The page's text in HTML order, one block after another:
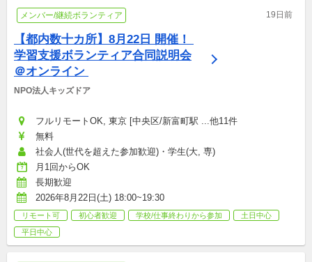
メンバー/継続ボランティア 19日前
【都内数十カ所】8月22日 開催！
学習支援ボランティア合同説明会
NPO法人キッズドア
フルリモートOK, 東京 [中央区/新富町駅 ...他11件
無料
社会人(世代を超えた参加歓迎)・学生(大, 専)
月1回からOK
長期歓迎
2026年8月22日(土) 18:00~19:30
リモート可 初心者歓迎 学校/仕事終わりから参加
土日中心
平日中心